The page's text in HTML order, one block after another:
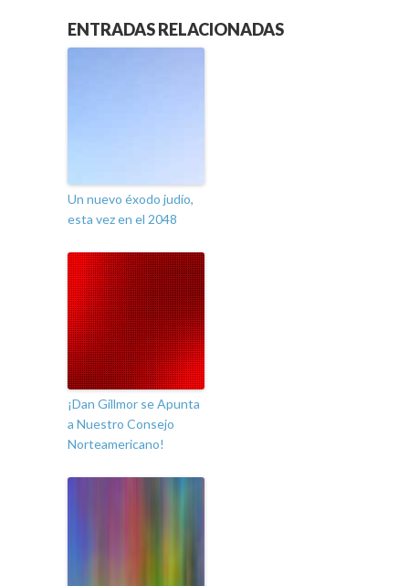
ENTRADAS RELACIONADAS
Un nuevo éxodo judío,
esta vez en el 2048
¡Dan Gillmor se Apunta
a Nuestro Consejo
Norteamericano!